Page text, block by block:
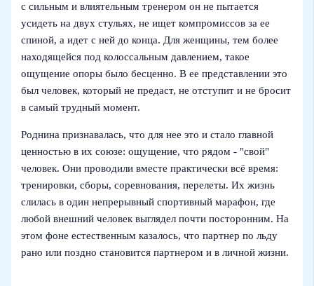
с сильным и влиятельным тренером он не пытается
усидеть на двух стульях, не ищет компромиссов за ее
спиной, а идет с ней до конца. Для женщины, тем более
находящейся под колоссальным давлением, такое
ощущение опоры было бесценно. В ее представлении это
был человек, который не предаст, не отступит и не бросит
в самый трудный момент.
Роднина признавалась, что для нее это и стало главной
ценностью в их союзе: ощущение, что рядом - "свой"
человек. Они проводили вместе практически всё время:
тренировки, сборы, соревнования, перелеты. Их жизнь
слилась в один непрерывный спортивный марафон, где
любой внешний человек выглядел почти посторонним. На
этом фоне естественным казалось, что партнер по льду
рано или поздно становится партнером и в личной жизни.